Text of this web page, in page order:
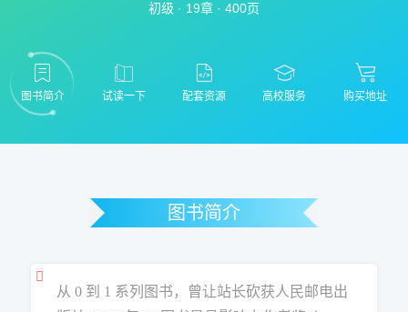
初级 · 19章 · 400页
图书简介 试读一下 配套资源 高校服务 购买地址
图书简介
从 0 到 1 系列图书，曾让站长砍获人民邮电出